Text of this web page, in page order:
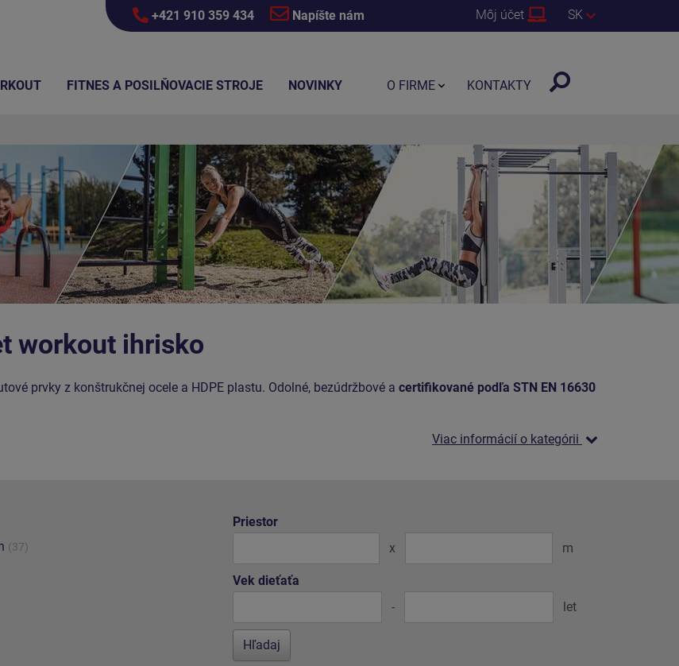
+421 910 359 434 Napíšte nám Môj účet SK
workout ihrisko
prvky z konštrukčnej ocele a HDPE plastu. Odolné, bezúdržbové a certifikované podľa STN EN 16630
Viac informácií o kategórii
(37)
Priestor
x
m
Vek dieťaťa
-
let
FITNES A POSILŇOVACIE STROJE NOVINKY O FIRME KONTAKTY